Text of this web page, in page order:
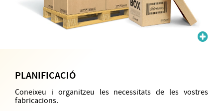
PLANIFICACIÓ
Coneixeu i organitzeu les necessitats de les vostres
fabricacions.